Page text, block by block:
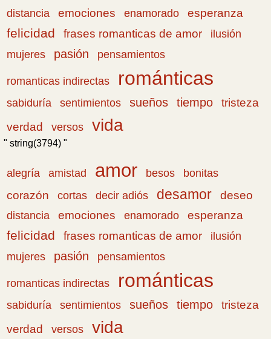
distancia emociones enamorado esperanza
felicidad frases romanticas de amor
ilusión
mujeres
pasión pensamientos
romanticas indirectas románticas
sabiduría sentimientos sueños tiempo
tristeza
verdad
versos vida
" string(3794) "
alegría amistad amor besos
bonitas
corazón
cortas decir adiós desamor deseo
distancia emociones enamorado esperanza
felicidad frases romanticas de amor
ilusión
mujeres
pasión pensamientos
romanticas indirectas románticas
sabiduría sentimientos sueños tiempo
tristeza
verdad
versos vida